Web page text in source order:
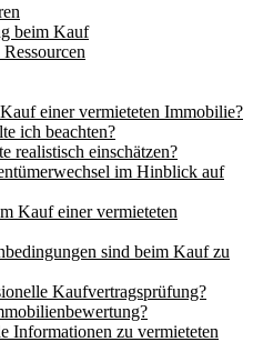
beim Kauf
einer vermieteten Immobilie?
ich beachten?
realistisch einschätzen?
im Hinblick auf
Kauf einer vermieteten
sind beim Kauf zu
Kaufvertragsprüfung?
Informationen zu vermieteten